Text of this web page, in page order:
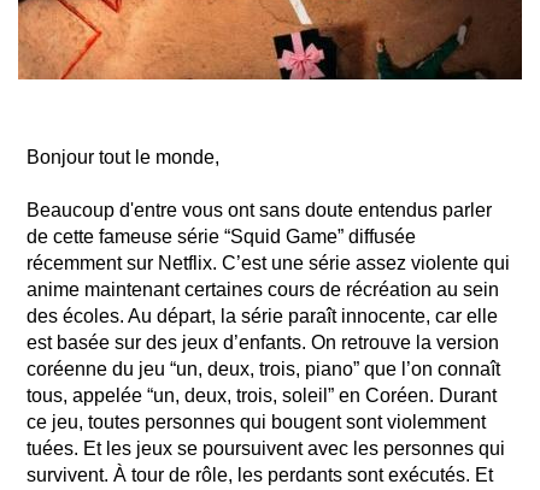
Bonjour tout le monde,
Beaucoup d'entre vous ont sans doute entendus parler
de cette fameuse série “Squid Game” diffusée
récemment sur Netflix. C’est une série assez violente qui
anime maintenant certaines cours de récréation au sein
des écoles. Au départ, la série paraît innocente, car elle
est basée sur des jeux d’enfants. On retrouve la version
coréenne du jeu “un, deux, trois, piano” que l’on connaît
tous, appelée “un, deux, trois, soleil” en Coréen. Durant
ce jeu, toutes personnes qui bougent sont violemment
tuées. Et les jeux se poursuivent avec les personnes qui
survivent. À tour de rôle, les perdants sont exécutés. Et